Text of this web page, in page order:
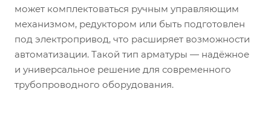
может комплектоваться ручным управляющим
механизмом, редуктором или быть подготовлен
под электропривод, что расширяет возможности
автоматизации. Такой тип арматуры — надёжное
и универсальное решение для современного
трубопроводного оборудования.